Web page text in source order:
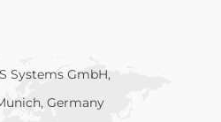
Systems GmbH,
Germany